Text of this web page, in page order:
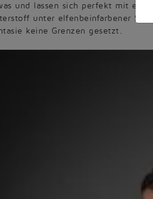
und lassen sich perfekt mit
unter elfenbeinfarbener
keine Grenzen gesetzt.